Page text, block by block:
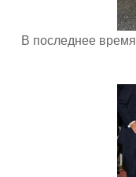
В последнее